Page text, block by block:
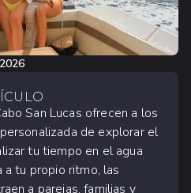
San Lucas ofrecen a los
de explorar el
tu tiempo en el agua
tu propio ritmo, las
a parejas, familias y